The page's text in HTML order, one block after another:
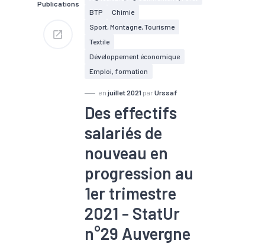
#Interim
#Logistique
#Pharmacie
#Plasturgie
#Second oeuvre
économique
#Tourisme
#Travaux publics
Publications
BTP
Chimie
Sport, Montagne, Tourisme
Textile
Développement économique
Emploi, formation
en juillet 2021 par Urssaf
Des effectifs
salariés de
nouveau en
progression au
1er trimestre
2021 - StatUr
n°29 Auvergne